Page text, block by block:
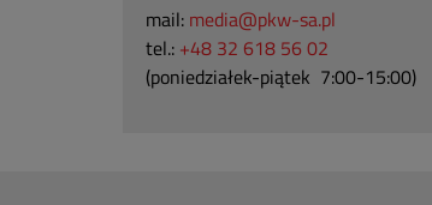
mail: media@pkw-sa.pl
tel.: +48 32 618 56 02
(poniedziałek-piątek 7:00-15:00)